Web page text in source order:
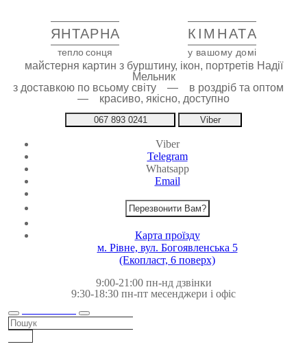
ЯНТАРНА КІМНАТА
тепло сонця у вашому домі
майстерня картин з бурштину, ікон, портретів Надії
Мельник
з доставкою по всьому світу — в роздріб та оптом
— красиво, якісно, доступно
067 893 0241 Viber
Viber
Telegram
Whatsapp
Email
Перезвонити Вам?
Карта проїзду
м. Рівне, вул. Богоявленська 5
(Екопласт, 6 поверх)
9:00-21:00 пн-нд дзвінки
9:30-18:30 пн-пт месенджери і офіс